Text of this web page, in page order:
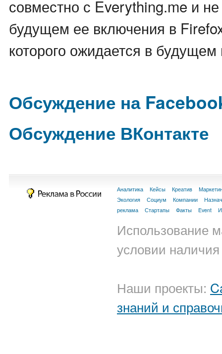
совместно с Everything.me и
будущем ее включения в
которого ожидается в будущем
Обсуждение на
Обсуждение ВКонтакте
Аналитика Кейсы Креатив
Экология
Социум Компании
реклама
Стартапы Факты Event
Использование
условии
Наши проекты:
знаний и